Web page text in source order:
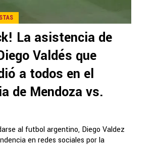
La asistencia de
Valdés que
a todos en el
de Mendoza vs.
al futbol argentino, Diego Valdez
en redes sociales por la